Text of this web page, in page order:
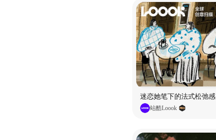
迷恋她笔下的法式松弛感
站酷Loook